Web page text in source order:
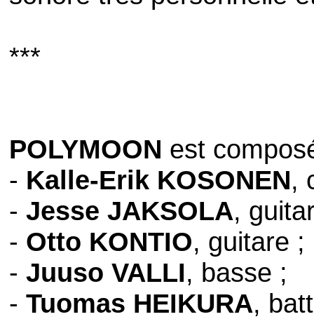
***
POLYMOON est
- Kalle-Erik KOSONEN,
- Jesse JAKSOLA,
- Otto KONTIO, guitare ;
- Juuso VALLI, basse ;
- Tuomas HEIKURA,